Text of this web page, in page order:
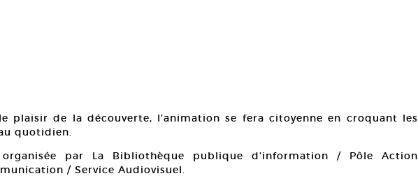
plaisir de la découverte, l’animation se fera citoyenne en croquant les
quotidien.
par La Bibliothèque publique d’information / Pôle Action
/ Service Audiovisuel.